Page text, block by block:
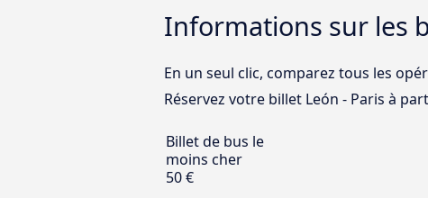
Informations sur les
En un seul clic, comparez tous les
Réservez votre billet León - Paris à
Billet de bus le
moins cher
50 €